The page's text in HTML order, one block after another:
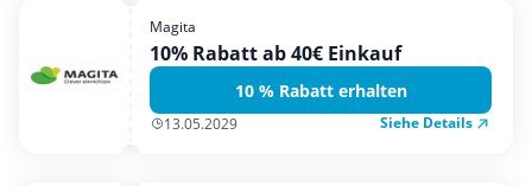
Magita
10% Rabatt ab 40€ Einkauf
10 % Rabatt erhalten
13.05.2029 Siehe Details